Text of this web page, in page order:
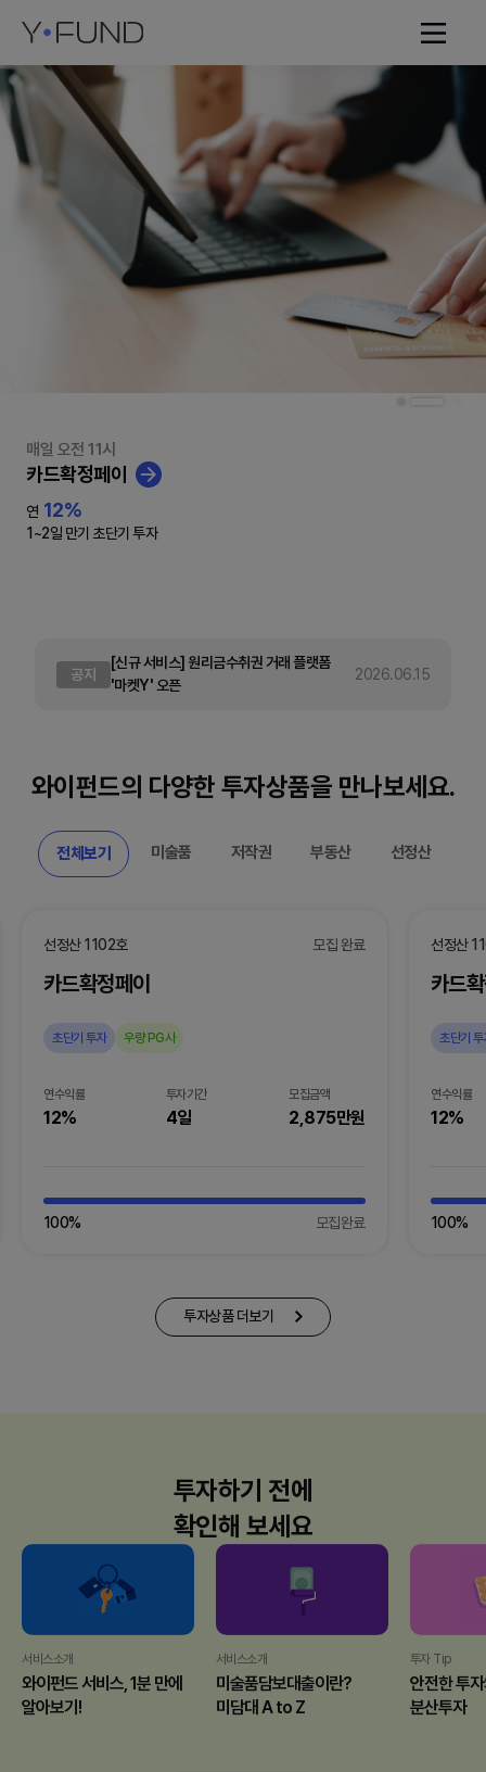
매일 오전 11시
카드확정페이
연 12%
1~2일 만기 초단기 투자
공지
[신규 서비스] 원리금수취권 거래 플랫폼
'마켓Y' 오픈
2026.06.15
와이펀드의 다양한 투자상품을 만나보세요.
전체보기 미술품 저작권 부동산 선정산
선정산 1102호 모집 완료
카드확정페이
초단기 투자 우량 PG사
연수익률
12%
투자기간
4일
모집금액
2,875만원
100% 모집완료
선정산
카드
초단기 투
연수익률
12%
100%
투자상품 더보기
투자하기 전에
확인해 보세요
서비스소개
와이펀드 서비스, 1분 만에
알아보기!
서비스소개
미술품담보대출이란?
미담대 A to Z
투자 Tip
안전한 투
분산투자